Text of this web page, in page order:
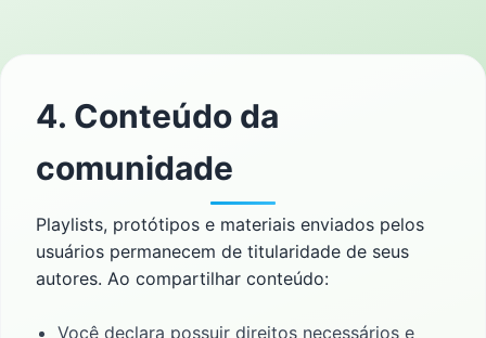
4. Conteúdo da
comunidade
Playlists, protótipos e materiais enviados pelos
usuários permanecem de titularidade de seus
autores. Ao compartilhar conteúdo:
Você declara possuir direitos necessários e